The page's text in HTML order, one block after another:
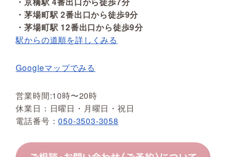
・茅場町駅 2番出口から徒歩9分
・茅場町駅 12番出口から徒歩9分
駅からの道順を詳しくみる
Googleマップでみる
営業時間:10時〜20時
休業日：日曜日・月曜日・祝日
電話番号：050-3503-3058